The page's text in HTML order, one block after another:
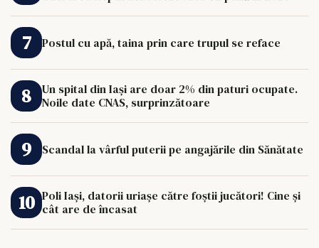
Postul cu apă, taina prin care trupul se reface
Un spital din Iași are doar 2% din paturi ocupate.
Noile date CNAS, surprinzătoare
Scandal la vârful puterii pe angajările din Sănătate
Poli Iași, datorii uriașe către foștii jucători! Cine și
cât are de încasat